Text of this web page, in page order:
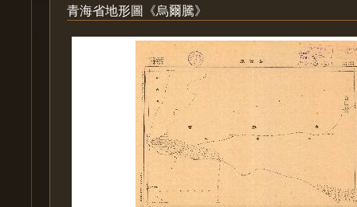
青海省地形圖《烏爾騰》